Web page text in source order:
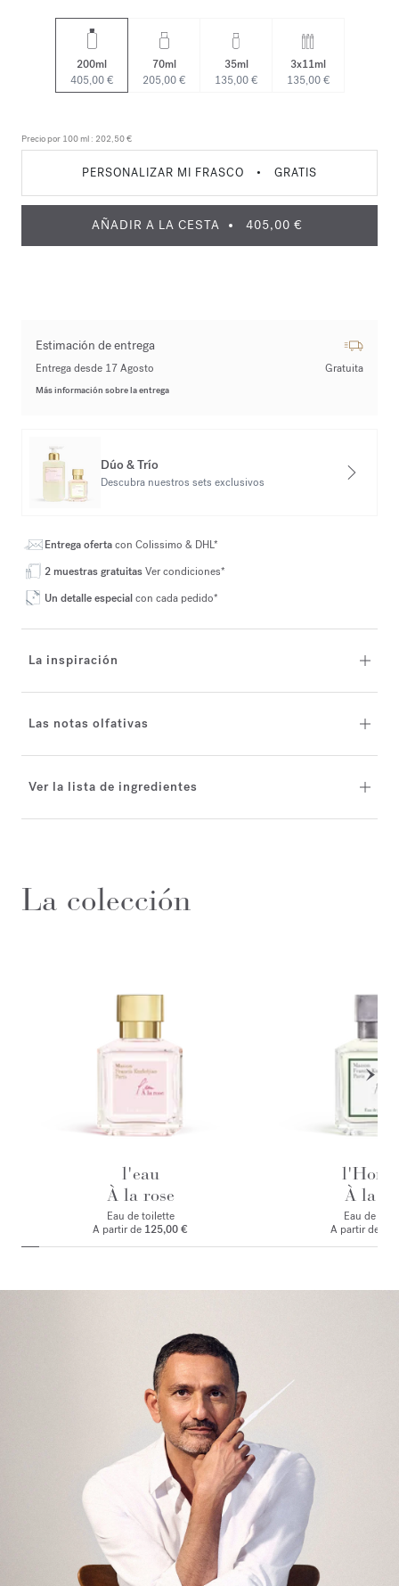
200ml
405,00 €
70ml
205,00 €
35ml
135,00 €
3x11ml
135,00 €
Precio por 100 ml : 202,50 €
PERSONALIZAR MI FRASCO • GRATIS
AÑADIR A LA CESTA 405,00 €
Estimación de entrega
Entrega desde 17 Agosto Gratuita
Más información sobre la entrega
Dúo & Trío
Descubra nuestros sets exclusivos
Entrega ofertacon Colissimo & DHL*
2 muestras gratuitasVer condiciones*
Un detalle especialcon cada pedido*
La inspiración
Las notas olfativas
Ver la lista de ingredientes
La colección
l'eau
À la rose
Eau de toilette
A partir de 125,00 €
À la
Eau de
A partir de